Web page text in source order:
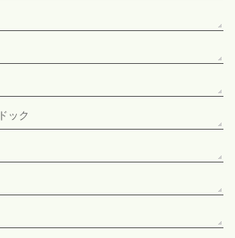
ック